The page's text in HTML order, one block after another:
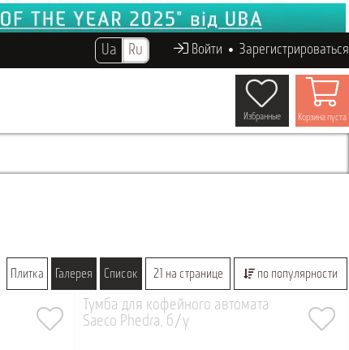
Войти Зарегистрироваться
Ua Ru
Корзина пуста
Избранные
по популярности
21 на странице
Список
Галерея
Плитка
Тумба для кофейного автомата
Saeco Phedra, б/у